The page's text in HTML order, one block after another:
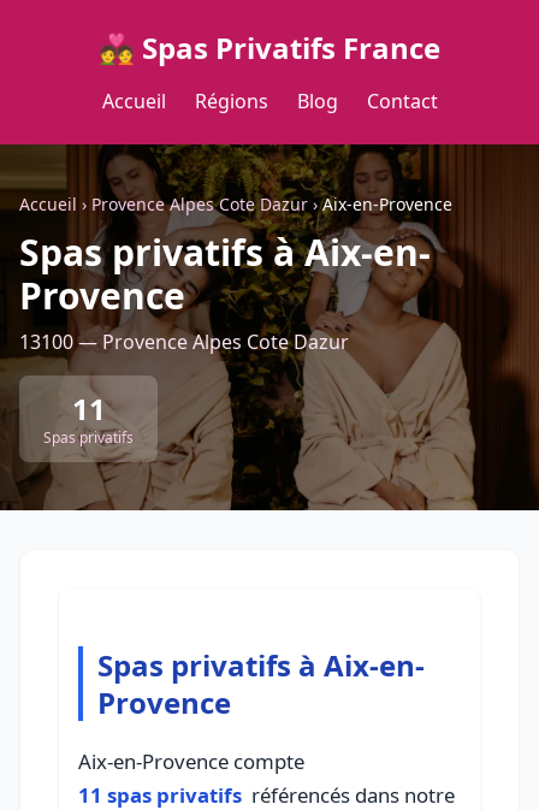
💑 Spas Privatifs France
Accueil Régions Blog Contact
Accueil › Provence Alpes Cote Dazur ›Aix-en-Provence
Spas privatifs à Aix-en-
Provence
13100 — Provence Alpes Cote Dazur
11
Spas privatifs
Spas privatifs à Aix-en-
Provence
Aix-en-Provence compte
11 spas privatifs référencés dans notre